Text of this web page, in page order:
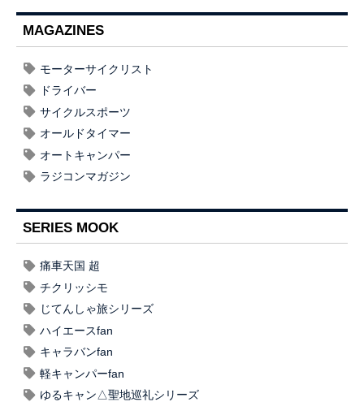
MAGAZINES
モーターサイクリスト
ドライバー
サイクルスポーツ
オールドタイマー
オートキャンパー
ラジコンマガジン
SERIES MOOK
痛車天国 超
チクリッシモ
じてんしゃ旅シリーズ
ハイエースfan
キャラバンfan
軽キャンパーfan
ゆるキャン△聖地巡礼シリーズ